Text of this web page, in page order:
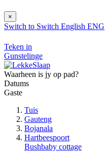
×
Switch to Switch English ENG
Teken in
Gunstelinge
Waarheen is jy op pad?
Datums
Gaste
Tuis
Gauteng
Bojanala
Hartbeespoort
Bushbaby cottage